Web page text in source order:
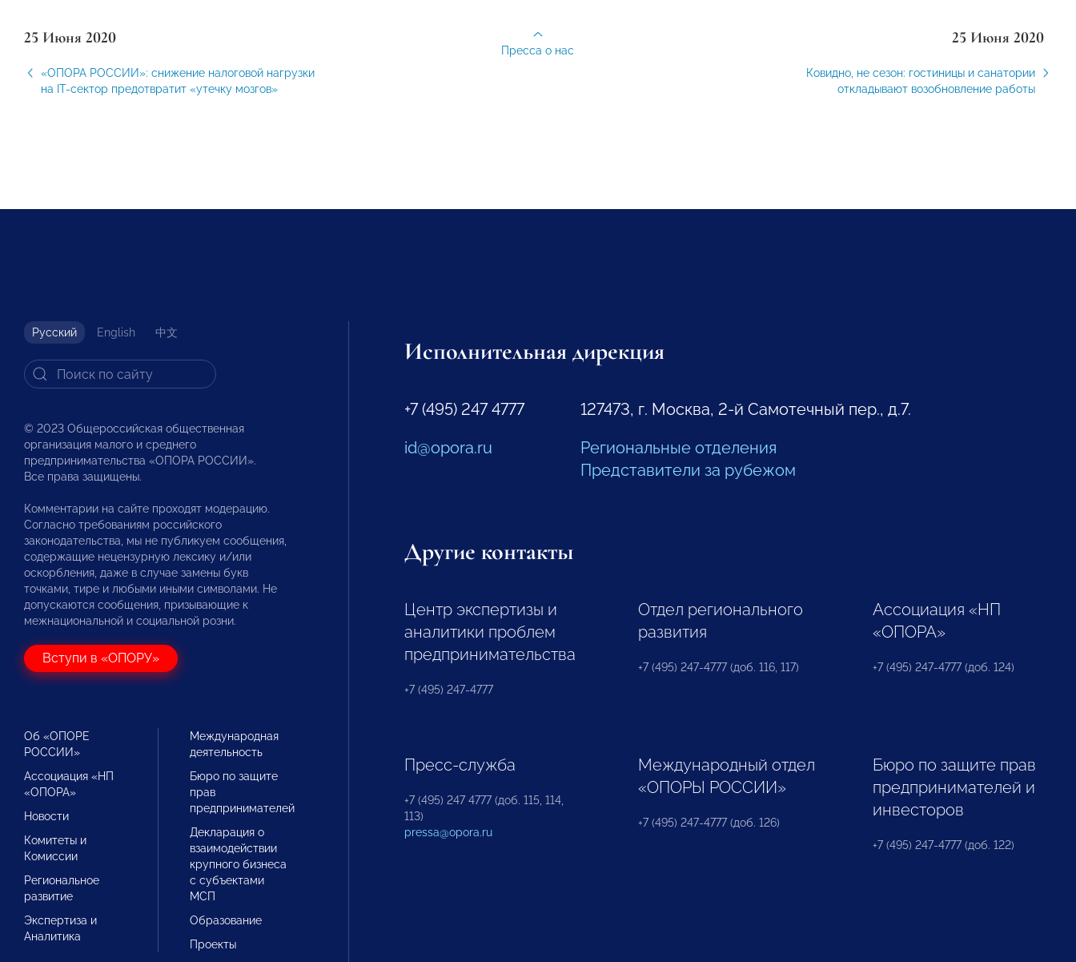
25 Июня 2020
«ОПОРА РОССИИ»: снижение налоговой нагрузки
на IT-сектор предотвратит «утечку мозгов»
25 Июня 2020
Ковидно, не сезон: гостиницы и санатории
откладывают возобновление работы
Пресса о нас
Русский English 中文
© 2023 Общероссийская общественная
организация малого и среднего
предпринимательства «ОПОРА РОССИИ».
Все права защищены.
Комментарии на сайте проходят модерацию.
Согласно требованиям российского
законодательства, мы не публикуем сообщения,
содержащие нецензурную лексику и/или
оскорбления, даже в случае замены букв
точками, тире и любыми иными символами. Не
допускаются сообщения, призывающие к
межнациональной и социальной розни.
Вступи в «ОПОРУ»
Об «ОПОРЕ
РОССИИ»
Ассоциация «НП
«ОПОРА»
Новости
Комитеты и
Комиссии
Региональное
развитие
Экспертиза и
Аналитика
Международная
деятельность
Бюро по защите
прав
предпринимателей
Декларация о
взаимодействии
крупного бизнеса
с субъектами
МСП
Образование
Проекты
Исполнительная дирекция
+7 (495) 247 4777
id@opora.ru
127473, г. Москва, 2-й Самотечный пер., д.7.
Региональные отделения
Представители за рубежом
Другие контакты
Центр экспертизы и
аналитики проблем
предпринимательства
+7 (495) 247-4777
Отдел регионального
развития
+7 (495) 247-4777 (доб. 116, 117)
Ассоциация «НП
«ОПОРА»
+7 (495) 247-4777 (доб. 124)
Пресс-служба
+7 (495) 247 4777 (доб. 115, 114,
113)
pressa@opora.ru
Международный отдел
«ОПОРЫ РОССИИ»
+7 (495) 247-4777 (доб. 126)
Бюро по защите прав
предпринимателей и
инвесторов
+7 (495) 247-4777 (доб. 122)